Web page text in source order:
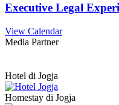
Executive Legal
View Calendar
Media Partner
Hotel di Jogja
Homestay di Jogja